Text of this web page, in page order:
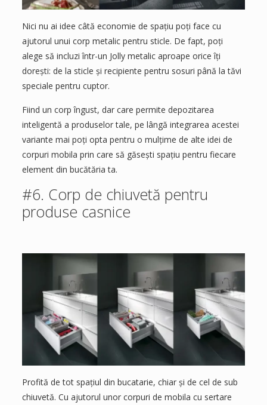
Nici nu ai idee câtă economie de spațiu poți face cu
ajutorul unui corp metalic pentru sticle. De fapt, poți
alege să incluzi într-un Jolly metalic aproape orice îți
dorești: de la sticle și recipiente pentru sosuri până la tăvi
speciale pentru cuptor.
Fiind un corp îngust, dar care permite depozitarea
inteligentă a produselor tale, pe lângă integrarea acestei
variante mai poți opta pentru o mulțime de alte idei de
corpuri mobila prin care să găsești spațiu pentru fiecare
element din bucătăria ta.
#6. Corp de chiuvetă pentru
produse casnice
Profită de tot spațiul din bucatarie, chiar și de cel de sub
chiuvetă. Cu ajutorul unor corpuri de mobila cu sertare